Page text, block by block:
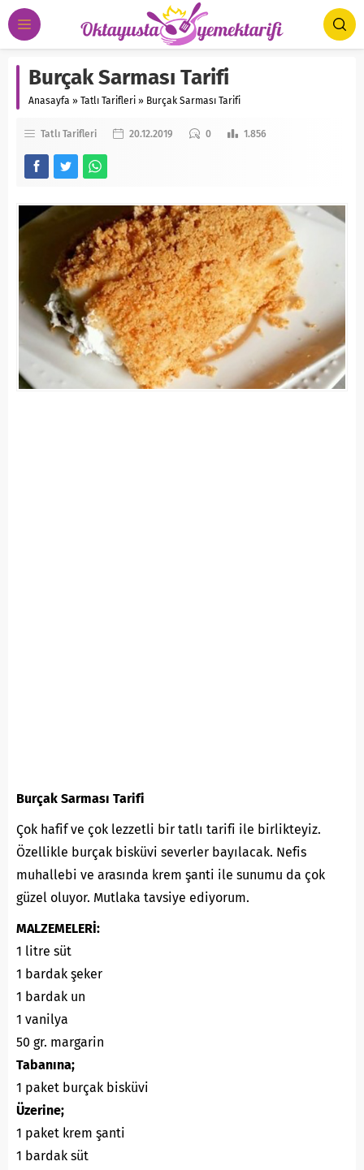
Burçak Sarması Tarifi
Anasayfa » Tatlı Tarifleri » Burçak Sarması Tarifi
Tatlı Tarifleri 20.12.2019 0 1.856
Burçak Sarması Tarifi
Çok hafif ve çok lezzetli bir tatlı tarifi ile birlikteyiz.
Özellikle burçak bisküvi severler bayılacak. Nefis
muhallebi ve arasında krem şanti ile sunumu da çok
güzel oluyor. Mutlaka tavsiye ediyorum.
MALZEMELERİ:
1 litre süt
1 bardak şeker
1 bardak un
1 vanilya
50 gr. margarin
Tabanına;
1 paket burçak bisküvi
Üzerine;
1 paket krem şanti
1 bardak süt